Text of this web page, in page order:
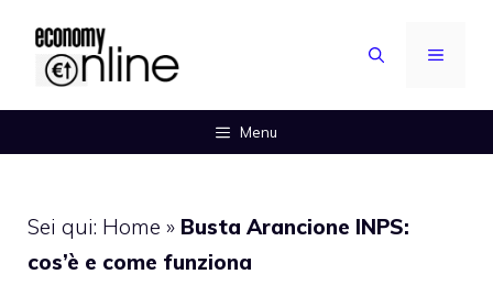
contenuto
MENU
Menu
Sei qui: Home » Busta Arancione INPS:
cos’è e come funziona